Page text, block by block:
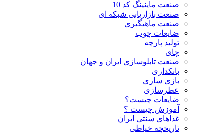
صنعت ماینینگ کد 10
صنعت بازاریابی شبکه ای
صنعت ماهیگیری
ضایعات چوب
تولید پارچه
چای
صنعت تابلوسازی ایران و جهان
بانکداری
بازی سازی
عطرسازی
ضایعات چیست؟
آموزش چیست ؟
غذاهای سنتی ایران
تاریخچه خیاطی